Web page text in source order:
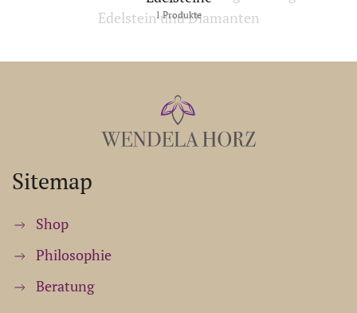
1 Produkte
Sitemap
Shop
Philosophie
Beratung